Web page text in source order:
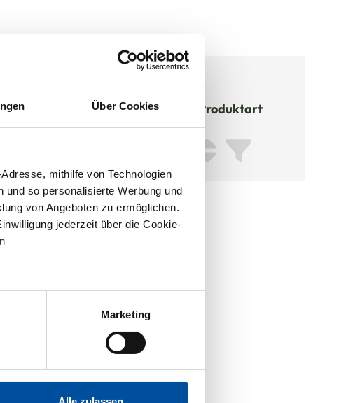
Über Cookies
mithilfe von Technologien
so personalisierte Werbung und
von Angeboten zu ermöglichen.
jederzeit über die Cookie-
genau sein können
Sie Ihre Präferenzen im
Medien anbieten zu können
zu Ihrer Verwendung unserer
Marketing